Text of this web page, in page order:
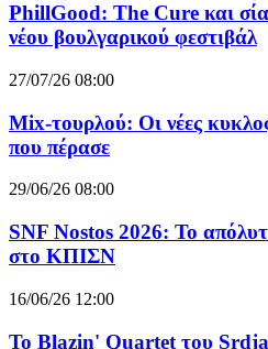
PhillGood: The Cure και
νέου βουλγαρικού φεστιβάλ
27/07/26 08:00
Mix-τουρλού: Οι νέες
που πέρασε
29/06/26 08:00
SNF Nostos 2026: To
στο ΚΠΙΣΝ
16/06/26 12:00
Το Blazin' Quartet του